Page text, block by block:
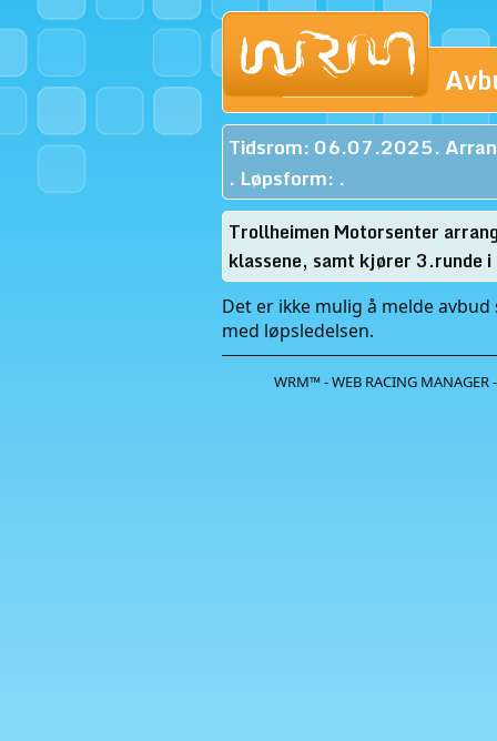
Tidsrom: 06.07.2025.
. Løpsform: .
Trollheimen Motorsenter
klassene, samt kjører 3.runde
Det er ikke mulig å melde
med løpsledelsen.
WRM™ - WEB RACING MANAGER